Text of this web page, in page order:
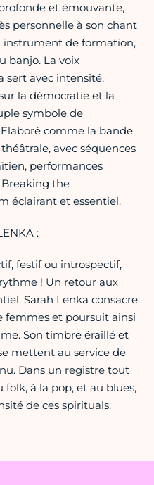
et émouvante,
personnelle à son chant
instrument de formation,
banjo. La voix
sert avec intensité,
la démocratie et la
symbole de
comme la bande
avec séquences
performances
Breaking the
éclairant et essentiel.
:
festif ou introspectif,
! Un retour aux
Sarah Lenka consacre
femmes et poursuit ainsi
Son timbre éraillé et
mettent au service de
Dans un registre tout
à la pop, et au blues,
de ces spirituals.